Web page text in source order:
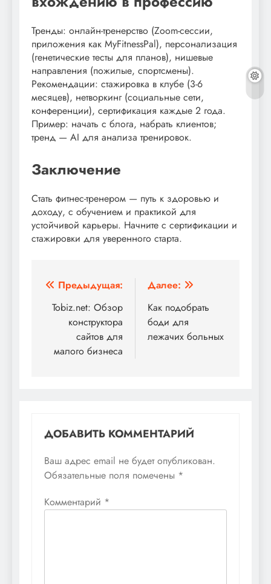
Тренды: онлайн-тренерство (Zoom-сессии,
приложения как MyFitnessPal), персонализация
(генетические тесты для планов), нишевые
направления (пожилые, спортсмены).
Рекомендации: стажировка в клубе (3-6
месяцев), нетворкинг (социальные сети,
конференции), сертификация каждые 2 года.
Пример: начать с блога, набрать клиентов;
тренд — AI для анализа тренировок.
Заключение
Стать фитнес-тренером — путь к здоровью и
доходу, с обучением и практикой для
устойчивой карьеры. Начните с сертификации и
стажировки для уверенного старта.
Навигация
по
записям
Предыдущая:
Tobiz.net: Обзор
конструктора
сайтов для
малого бизнеса
Далее:
Как подобрать
боди для
лежачих больных
ДОБАВИТЬ КОММЕНТАРИЙ
Ваш адрес email не будет опубликован.
Обязательные поля помечены *
Комментарий *